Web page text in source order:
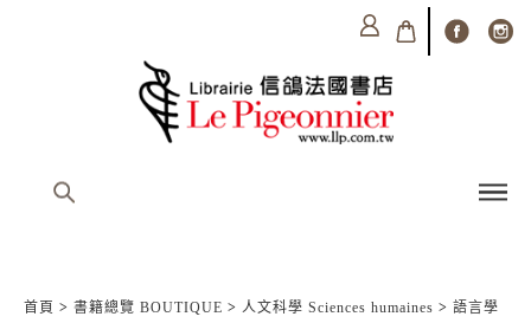
首頁 > 書籍總覽 BOUTIQUE > 人文科學 Sciences humaines > 語言學